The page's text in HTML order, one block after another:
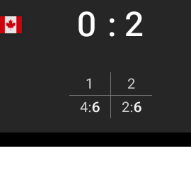
0 : 2
1
2
4:6 2:6